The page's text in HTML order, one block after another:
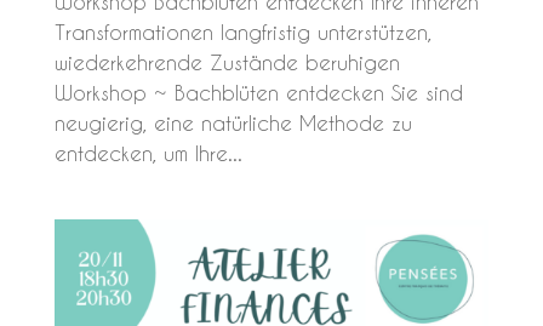
Transformationen langfristig unterstützen,
wiederkehrende Zustände beruhigen
Workshop ~ Bachblüten entdecken Sie sind
neugierig, eine natürliche Methode zu
entdecken, um Ihre...